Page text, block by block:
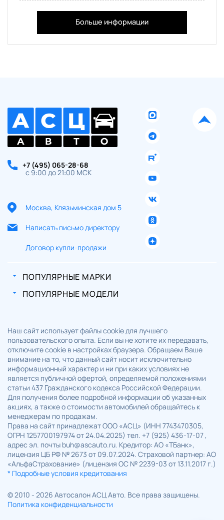
Больше информации
+7 (495) 065-28-68
с 9:00 до 21:00 МСК
Москва, Клязьминская дом 5
Написать письмо директору
Договор купли-продажи
ПОПУЛЯРНЫЕ МАРКИ
ПОПУЛЯРНЫЕ МОДЕЛИ
Наш сайт использует файлы cookie для лучшего
пользовательского опыта. Если вы не хотите их передавать,
отключите cookie в настройках браузера. Обращаем Ваше
внимание на то, что данный сайт носит исключительно
информационный характер и ни при каких условиях не
является публичной офертой, определяемой положениями
статьи 437 Гражданского кодекса Российской Федерации.
Для получения более подробной информации об указанных
акциях, а также о стоимости автомобилей обращайтесь к
менеджерам по продажам.
Права на сайт принадлежат ООО «АСЦ» (ИНН 7743470305,
ОГРН 1257700197974 от 24.04.2025) тел. +7 (925) 436-17-07 ,
адрес эл. почты buh@ascauto.ru. Кредитор: АО «ТБанк»,
лицензия ЦБ РФ № 2673 от 09.07.2024. Страховой партнер: АО
«АльфаСтрахование» (лицензия ОС № 2239-03 от 13.11.2017 г.)
* Подробные условия кредитования
© 2010 - 2026 Автосалон АСЦ Авто. Все права защищены.
Политика конфиденциальности